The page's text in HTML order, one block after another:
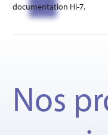
documentation Hi-7.
Nos